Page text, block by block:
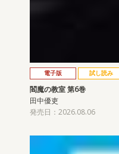
電子版 試し読み
閻魔の教室 第6巻
田中優吏
発売日：2026.08.06